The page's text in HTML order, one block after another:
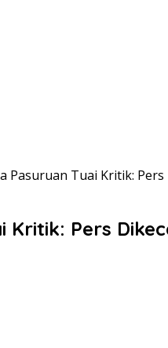
Pasuruan Tuai Kritik:
Pers